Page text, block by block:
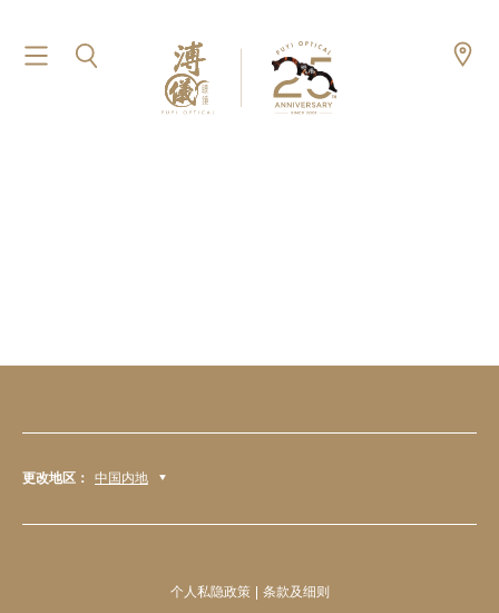
更改地区： 中国内地
个人私隐政策 条款及细则